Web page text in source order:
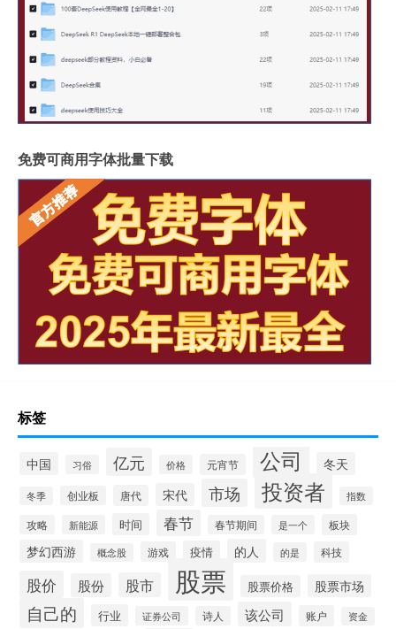
免费可商用字体批量下载
标签
中国 习俗 亿元 价格 元宵节 公司 冬天
冬季 创业板 唐代 宋代 市场 投资者 指数
攻略 新能源 时间 春节 春节期间 是一个 板块
梦幻西游 概念股 游戏 疫情 的人 的是 科技
股价 股份 股市 股票 股票价格 股票市场
自己的 行业 证券公司 诗人 该公司 账户 资金